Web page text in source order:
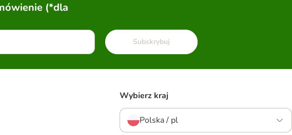
(*dla
Subskrybuj
Wybierz kraj
Polska / pl